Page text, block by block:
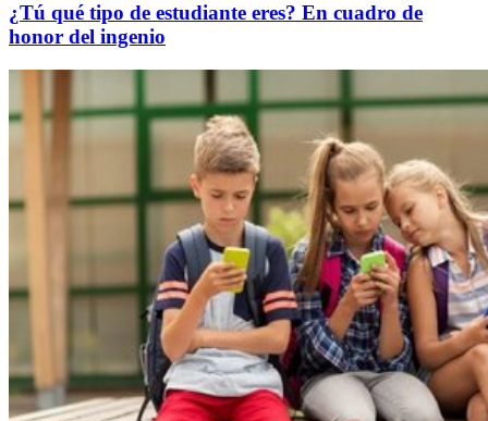
¿Tú qué tipo de estudiante eres? En cuadro de
honor del ingenio